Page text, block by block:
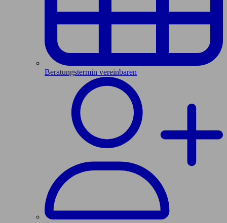
Beratungstermin vereinbaren